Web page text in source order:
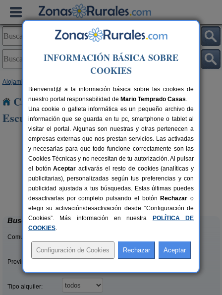
Alojamientos
Casas Rurales cerca de Rabe de Los
Escuderos
6-7+1 pers.
desde22 €
Casa El Sauco
Ailanes de Zamanzas (Burgos)
Buscar
Comunidades:
Provincias/Islas:
Tipo alquiler:
INFORMACIÓN BÁSICA SOBRE
COOKIES
Bienvenid@ a la información básica sobre las cookies de
nuestro portal responsabilidad de Mario Temprado Casas.
Una cookie o galleta informática es un pequeño archivo de
información que se guarda en tu pc, smartphone o tablet al
visitar el portal. Algunas son nuestras y otras pertenecen a
empresas externas que nos prestan servicios. Las activadas
y necesarias para que todo funcione correctamente son las
Cookies Técnicas y no necesitan de tu autorización. Al pulsar
el botónAceptar activarás el resto de cookies (analíticas y
publicitarias), personalizadas según tus preferencias y con
publicidad ajustada a tus búsquedas. Estas últimas puedes
desactivarlas por completo pulsando el botón Rechazar o
elegir su activación/desactivación desde “Configuración de
Cookies”. Más información en nuestra
POLÍTICA DE
COOKIES.